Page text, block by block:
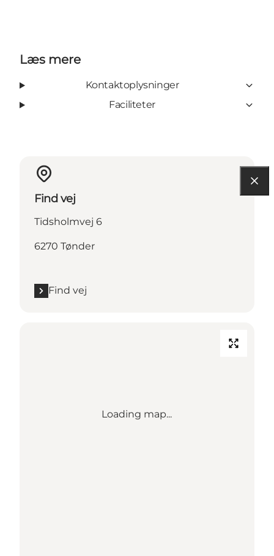
Læs mere
Kontaktoplysninger
Faciliteter
Find vej
Tidsholmvej 6
6270 Tønder
Find vej
Loading map...